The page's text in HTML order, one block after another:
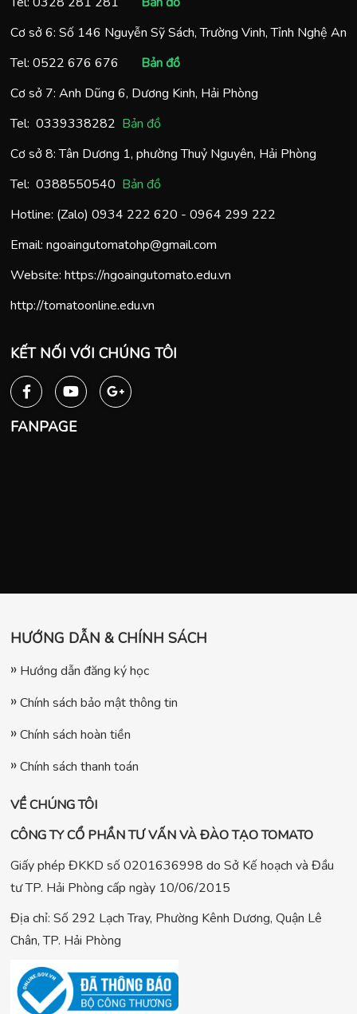
Cơ sở 6: Số 146 Nguyễn Sỹ Sách, Trường Vinh, Tỉnh Nghệ An
Tel: 0522 676 676
Bản đồ
Cơ sở 7: Anh Dũng 6, Dương Kinh, Hải Phòng
Tel: 0339338282 Bản đồ
Cơ sở 8: Tân Dương 1, phường Thuỷ Nguyên, Hải Phòng
Tel: 0388550540 Bản đồ
Hotline: (Zalo) 0934 222 620 - 0964 299 222
Email: ngoaingutomatohp@gmail.com
Website: https://ngoaingutomato.edu.vn
http://tomatoonline.edu.vn
KẾT NỐI VỚI CHÚNG TÔI
FANPAGE
HƯỚNG DẪN & CHÍNH SÁCH
Hướng dẫn đăng ký học
Chính sách bảo mật thông tin
Chính sách hoàn tiền
Chính sách thanh toán
VỀ CHÚNG TÔI
CÔNG TY CỔ PHẦN TƯ VẤN VÀ ĐÀO TẠO TOMATO
Giấy phép ĐKKD số 0201636998 do Sở Kế hoạch và Đầu
tư TP. Hải Phòng cấp ngày 10/06/2015
Địa chỉ: Số 292 Lạch Tray, Phường Kênh Dương, Quận Lê
Chân, TP. Hải Phòng